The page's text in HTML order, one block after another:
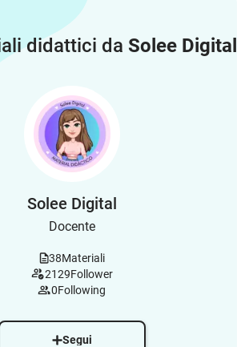
didattici da Solee Digital
Solee Digital
Docente
38Materiali
2129Follower
0Following
Segui